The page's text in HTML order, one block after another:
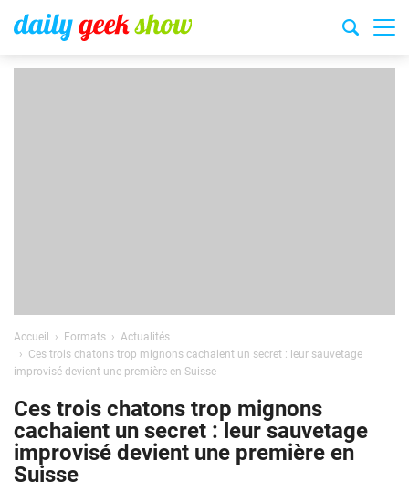
Accueil Formats
Actualités
Ces trois chatons trop mignons cachaient un secret : leur sauvetage
improvisé devient une première en Suisse
Ces trois chatons trop mignons
cachaient un secret : leur sauvetage
improvisé devient une première en
Suisse